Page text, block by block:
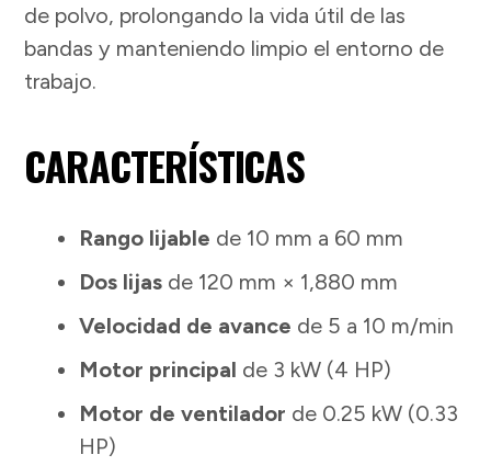
de polvo, prolongando la vida útil de las
bandas y manteniendo limpio el entorno de
trabajo.
CARACTERÍSTICAS
Rango lijable de 10 mm a 60 mm
Dos lijas de 120 mm × 1,880 mm
Velocidad de avance de 5 a 10 m/min
Motor principal de 3 kW (4 HP)
Motor de ventilador de 0.25 kW (0.33
HP)